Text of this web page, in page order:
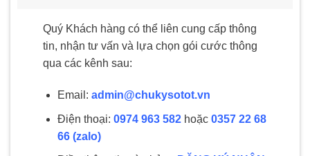
Quý Khách hàng có thể liên cung cấp thông
tin, nhận tư vấn và lựa chọn gói cước thông
qua các kênh sau:
Email: admin@chukysotot.vn
Điện thoại: 0974 963 582hoặc 0357 22 68
66 (zalo)